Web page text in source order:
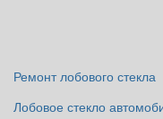
Ремонт лобового стекла
Лобовое стекло